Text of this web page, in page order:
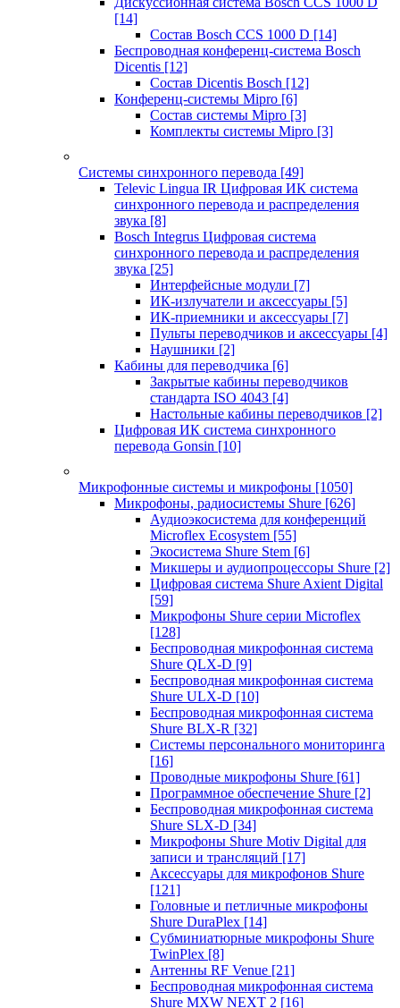
[14]
Состав Bosch CCS 1000 D [14]
Беспроводная конференц-система Bosch
Dicentis [12]
Состав Dicentis Bosch [12]
Конференц-системы Mipro [6]
Состав системы Mipro [3]
Комплекты системы Mipro [3]
Системы синхронного перевода [49]
Televic Lingua IR Цифровая ИК система
синхронного перевода и распределения
звука [8]
Bosch Integrus Цифровая система
синхронного перевода и распределения
звука [25]
Интерфейсные модули [7]
ИК-излучатели и аксессуары [5]
ИК-приемники и аксессуары [7]
Пульты переводчиков и аксессуары [4]
Наушники [2]
Кабины для переводчика [6]
Закрытые кабины переводчиков
стандарта ISO 4043 [4]
Настольные кабины переводчиков [2]
Цифровая ИК система синхронного
перевода Gonsin [10]
Микрофонные системы и микрофоны [1050]
Микрофоны, радиосистемы Shure [626]
Аудиоэкосистема для конференций
Microflex Ecosystem [55]
Экосистема Shure Stem [6]
Микшеры и аудиопроцессоры Shure [2]
Цифровая система Shure Axient Digital
[59]
Микрофоны Shure серии Microflex
[128]
Беспроводная микрофонная система
Shure QLX-D [9]
Беспроводная микрофонная система
Shure ULX-D [10]
Беспроводная микрофонная система
Shure BLX-R [32]
Системы персонального мониторинга
[16]
Проводные микрофоны Shure [61]
Программное обеспечение Shure [2]
Беспроводная микрофонная система
Shure SLX-D [34]
Микрофоны Shure Motiv Digital для
записи и трансляций [17]
Аксессуары для микрофонов Shure
[121]
Головные и петличные микрофоны
Shure DuraPlex [14]
Субминиатюрные микрофоны Shure
TwinPlex [8]
Антенны RF Venue [21]
Беспроводная микрофонная система
Shure MXW NEXT 2 [16]